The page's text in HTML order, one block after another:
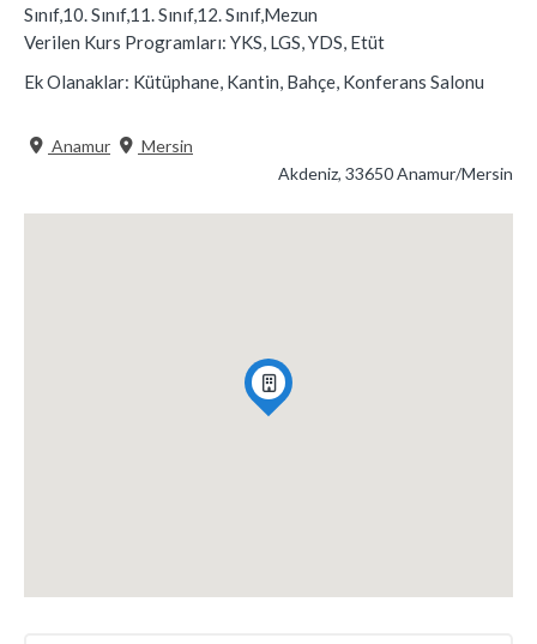
Sınıf,10. Sınıf,11. Sınıf,12. Sınıf,Mezun
Verilen Kurs Programları: YKS, LGS, YDS, Etüt
Ek Olanaklar: Kütüphane, Kantin, Bahçe, Konferans Salonu
Anamur
Mersin
Akdeniz, 33650 Anamur/Mersin